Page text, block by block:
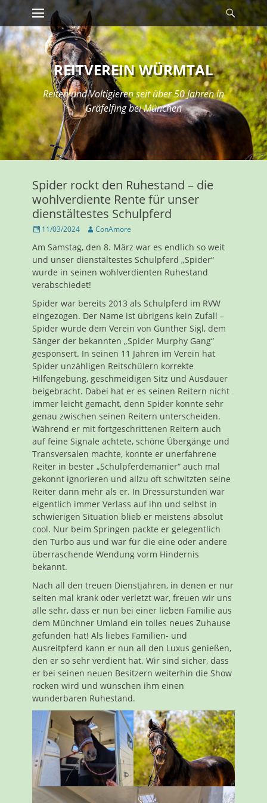
Zum
Inhalt:
Erstes Menü Suche
REITVEREIN WÜRMTAL
Reiten und Voltigieren seit über 50 Jahren in
Gräfelfing bei München
Spider rockt den Ruhestand – die
wohlverdiente Rente für unser
dienstältestes Schulpferd
Veröffentlicht
11/03/2024 AutorConAmore
Am Samstag, den 8. März war es endlich so weit
und unser dienstältestes Schulpferd „Spider“
wurde in seinen wohlverdienten Ruhestand
verabschiedet!
Spider war bereits 2013 als Schulpferd im RVW
eingezogen. Der Name ist übrigens kein Zufall –
Spider wurde dem Verein von Günther Sigl, dem
Sänger der bekannten „Spider Murphy Gang“
gesponsert. In seinen 11 Jahren im Verein hat
Spider unzähligen Reitschülern korrekte
Hilfengebung, geschmeidigen Sitz und Ausdauer
beigebracht. Dabei hat er es seinen Reitern nicht
immer leicht gemacht, denn Spider konnte sehr
genau zwischen seinen Reitern unterscheiden.
Während er mit fortgeschrittenen Reitern auch
auf feine Signale achtete, schöne Übergänge und
Transversalen machte, konnte er unerfahrene
Reiter in bester „Schulpferdemanier“ auch mal
gekonnt ignorieren und allzu oft schwitzten seine
Reiter dann mehr als er. In Dressurstunden war
eigentlich immer Verlass auf ihn und selbst in
schwierigen Situation blieb er meistens absolut
cool. Nur beim Springen packte er gelegentlich
den Turbo aus und war für die eine oder andere
überraschende Wendung vorm Hindernis
bekannt.
Nach all den treuen Dienstjahren, in denen er nur
selten mal krank oder verletzt war, freuen wir uns
alle sehr, dass er nun bei einer lieben Familie aus
dem Münchner Umland ein tolles neues Zuhause
gefunden hat! Als liebes Familien- und
Ausreitpferd kann er nun all den Luxus genießen,
den er so sehr verdient hat. Wir sind sicher, dass
er bei seinen neuen Besitzern weiterhin die Show
rocken wird und wünschen ihm einen
wunderbaren Ruhestand.